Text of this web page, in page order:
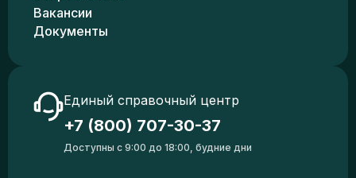
Вакансии
Документы
Единый справочный центр
+7 (800) 707-30-37
Доступны с 9:00 до 18:00, будние дни